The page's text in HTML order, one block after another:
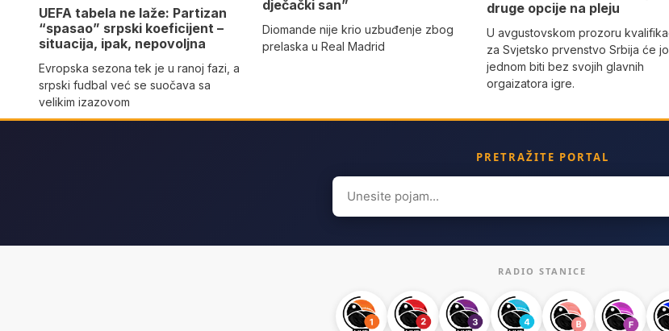
UEFA tabela ne laže: Partizan
“spasao” srpski koeficijent –
situacija, ipak, nepovoljna
Evropska sezona tek je u ranoj fazi, a
srpski fudbal već se suočava sa
velikim izazovom
dječački san”
Diomande nije krio uzbuđenje zbog
prelaska u Real Madrid
druge opcije na pleju
U avgustovskom prozoru
za Svjetsko prvenstvo Srbija će
jednom biti bez svojih glavnih
orgaizatora igre.
PRETRAŽITE PORTAL
Search
for:
RADIO STANICE